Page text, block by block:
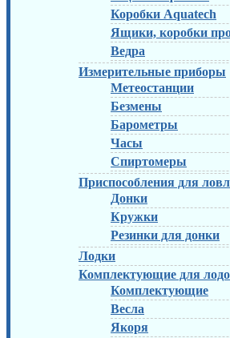
Коробки Aquatech
Ящики, коробки
Ведра
Измерительные приборы
Метеостанции
Безмены
Барометры
Часы
Спиртомеры
Приспособления для
Донки
Кружки
Резинки для донки
Лодки
Комплектующие для
Комплектующие
Весла
Якоря